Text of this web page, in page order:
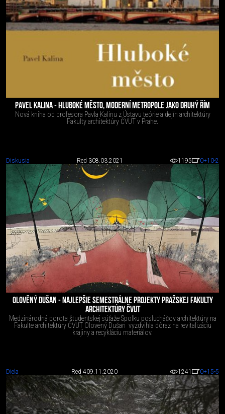
PAVEL KALINA - HLUBOKÉ MĚSTO, MODERNÍ METROPOLE JAKO DRUHÝ ŘÍM
Nová kniha od profesora Pavla Kalinu z Ústavu teórie a dejín architektúry
Fakulty architektúry ČVUT v Prahe.
Diskusia Red 308.03.2021 1195 0+10-2
OLOVĚNÝ DUŠAN - NAJLEPŠIE SEMESTRÁLNE PROJEKTY PRAŽSKEJ FAKULTY
ARCHITEKTÚRY ČVUT
Medzinárodná porota študentskej súťaže Spolku poslucháčov architektúry na
Fakulte architektúry ČVUT Olovený Dušan vyzdvihla dôraz na revitalizáciu
krajiny a recykláciu materiálov.
Diela Red 409.11.2020 1241 0+15-5